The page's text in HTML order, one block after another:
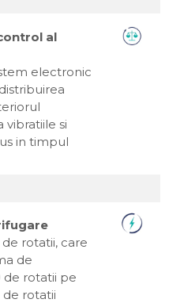
al
electronic
vibratiile si
in timpul
rotatii, care
de
de rotatii pe
rotatii